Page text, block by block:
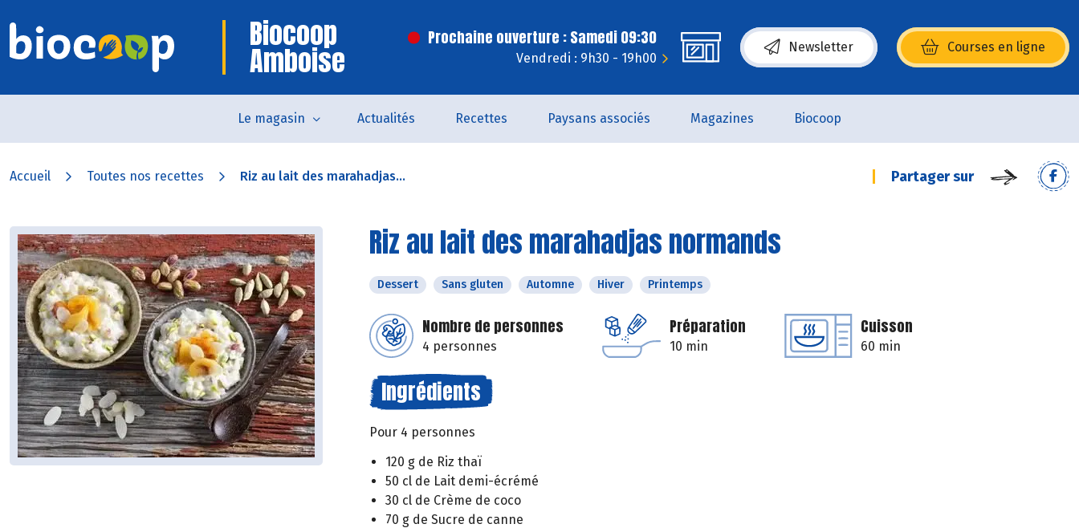
Biocoop
Amboise
Prochaine ouverture : Samedi 09:30
Vendredi : 9h30 - 19h00
Newsletter Courses en ligne
(s’ouvre dans une nouvelle fenêtre)
Le magasin Actualités Recettes Paysans associés Magazines Biocoop
Accueil Toutes nos recettes Riz au lait des marahadjas... Partager sur
Riz au lait des marahadjas normands
Dessert Sans gluten Automne Hiver Printemps
Nombre de personnes
4 personnes
Préparation
10 min
Cuisson
60 min
Ingrédients
Pour 4 personnes
120 g de Riz thaï
50 cl de Lait demi-écrémé
30 cl de Crème de coco
70 g de Sucre de canne